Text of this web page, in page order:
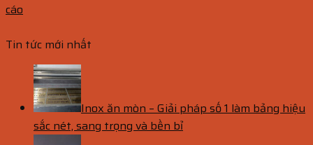
cáo
Tin tức mới nhất
Inox ăn mòn – Giải pháp số 1 làm bảng hiệu
sắc nét, sang trọng và bền bỉ